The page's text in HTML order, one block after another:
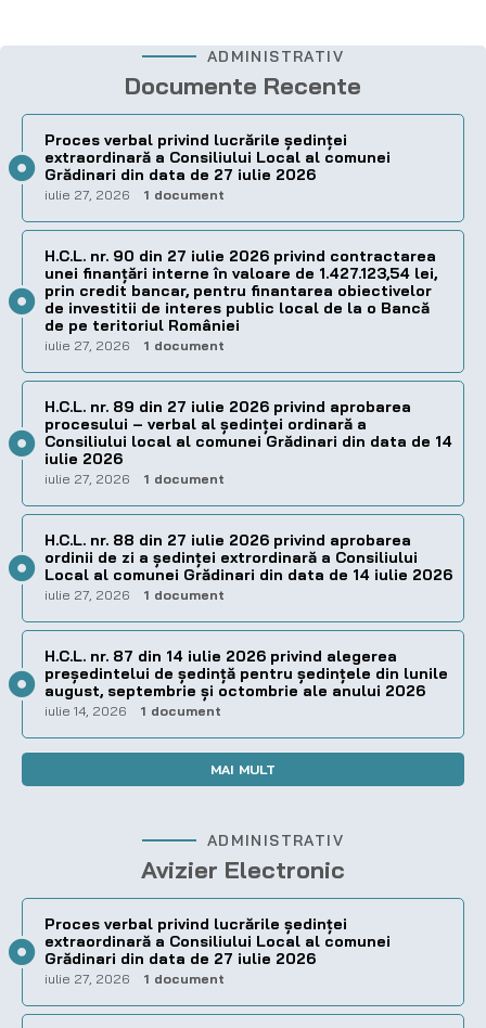
ADMINISTRATIV
Documente Recente
Proces verbal privind lucrările ședinței
extraordinară a Consiliului Local al comunei
Grădinari din data de 27 iulie 2026
iulie 27, 2026 1 document
H.C.L. nr. 90 din 27 iulie 2026 privind contractarea
unei finanțări interne în valoare de 1.427.123,54 lei,
prin credit bancar, pentru finantarea obiectivelor
de investitii de interes public local de la o Bancă
de pe teritoriul României
iulie 27, 2026 1 document
H.C.L. nr. 89 din 27 iulie 2026 privind aprobarea
procesului – verbal al şedinţei ordinară a
Consiliului local al comunei Grădinari din data de 14
iulie 2026
iulie 27, 2026 1 document
H.C.L. nr. 88 din 27 iulie 2026 privind aprobarea
ordinii de zi a şedinţei extrordinară a Consiliului
Local al comunei Grădinari din data de 14 iulie 2026
iulie 27, 2026 1 document
H.C.L. nr. 87 din 14 iulie 2026 privind alegerea
preşedintelui de şedinţă pentru ședințele din lunile
august, septembrie și octombrie ale anului 2026
iulie 14, 2026 1 document
MAI MULT
ADMINISTRATIV
Avizier Electronic
Proces verbal privind lucrările ședinței
extraordinară a Consiliului Local al comunei
Grădinari din data de 27 iulie 2026
iulie 27, 2026 1 document